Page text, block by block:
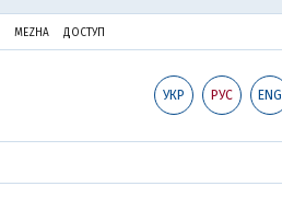
MEZHA ДОСТУП
УКР РУС ENG